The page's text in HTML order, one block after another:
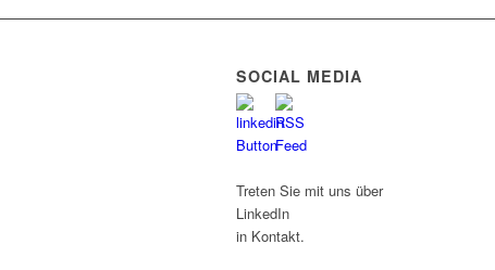
SOCIAL MEDIA
Treten Sie mit uns über
LinkedIn
in Kontakt.